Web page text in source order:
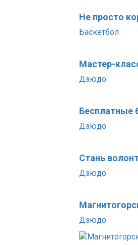
Не просто
Баскетбол
Мастер-
Дзюдо
Бесплатные
Дзюдо
Стань
Дзюдо
Дзюдо